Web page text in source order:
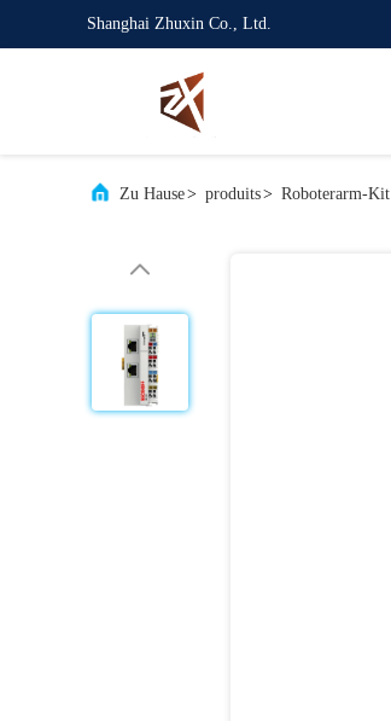
Shanghai Zhuxin Co., Ltd.
Zu Hause> produits> Roboterarm-Kit